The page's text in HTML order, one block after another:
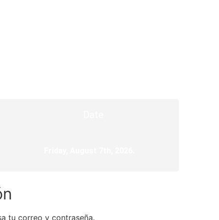
tu correo y contraseña.